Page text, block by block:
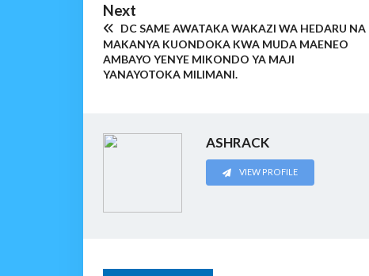
Next
DC SAME AWATAKA WAKAZI WA HEDARU NA
MAKANYA KUONDOKA KWA MUDA MAENEO
AMBAYO YENYE MIKONDO YA MAJI
YANAYOTOKA MILIMANI.
ASHRACK
VIEW PROFILE